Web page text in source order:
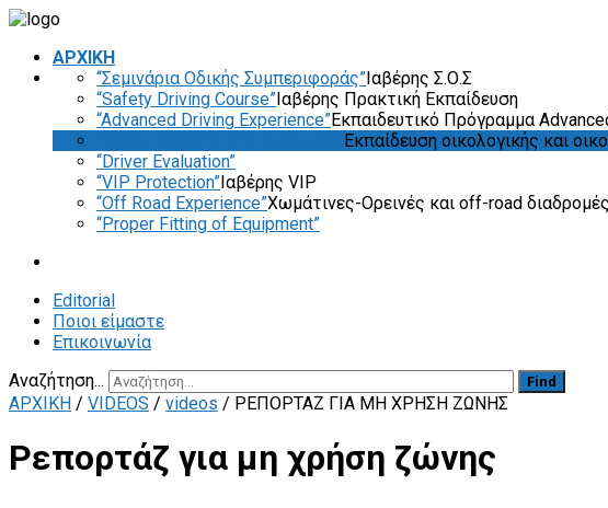
ΑΡΧΙΚΗ
“Σεμινάρια Οδικής Συμπεριφοράς”Ιαβέρης Σ.Ο.Σ
“Safety Driving Course”Ιαβέρης Πρακτική Εκπαίδευση
“Advanced Driving Experience”Εκπαιδευτικό Πρόγραμμα
Εκπαίδευση οικολογικής και
“Driver Evaluation”
“VIP Protection”Ιαβέρης VIP
“Off Road Experience”Χωμάτινες-Ορεινές και off-road διαδρομές
“Proper Fitting of Equipment”
Editorial
Ποιοι είμαστε
Επικοινωνία
Αναζήτηση...
Find
ΑΡΧΙΚΗ / VIDEOS / videos / ΡΕΠΟΡΤΆΖ ΓΙΑ ΜΗ ΧΡΉΣΗ ΖΏΝΗΣ
Ρεπορτάζ για μη χρήση ζώνης